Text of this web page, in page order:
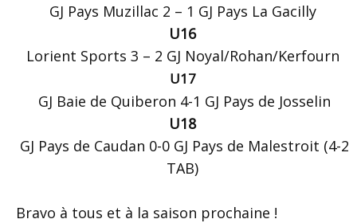
GJ Pays Muzillac 2 – 1 GJ Pays La Gacilly
U16
Lorient Sports 3 – 2 GJ Noyal/Rohan/Kerfourn
U17
GJ Baie de Quiberon 4-1 GJ Pays de Josselin
U18
GJ Pays de Caudan 0-0 GJ Pays de Malestroit (4-2
TAB)
Bravo à tous et à la saison prochaine !